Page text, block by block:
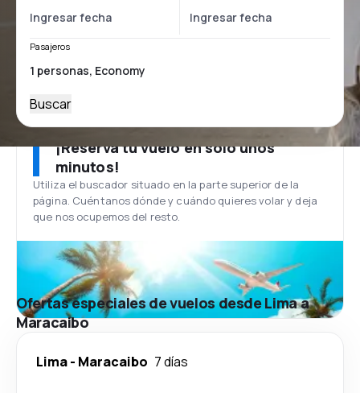
Pasajeros
Buscar
¡Reserva tu vuelo en solo unos
minutos!
Utiliza el buscador situado en la parte superior de la
página. Cuéntanos dónde y cuándo quieres volar y deja
que nos ocupemos del resto.
Ofertas especiales de vuelos desde Lima a
Maracaibo
Lima- Maracaibo 7 días